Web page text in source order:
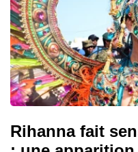
Rihanna fait